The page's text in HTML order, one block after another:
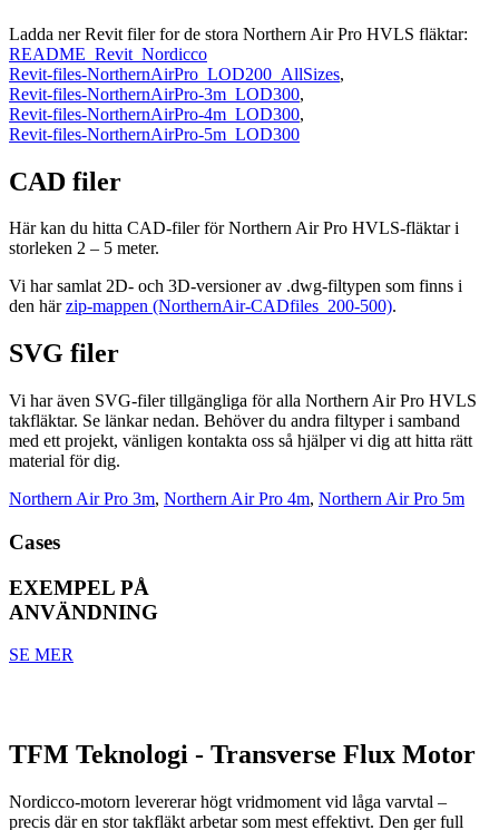
Ladda ner Revit filer for de stora Northern Air Pro HVLS fläktar:
README_Revit_Nordicco
Revit-files-NorthernAirPro_LOD200_AllSizes,
Revit-files-NorthernAirPro-3m_LOD300,
Revit-files-NorthernAirPro-4m_LOD300,
Revit-files-NorthernAirPro-5m_LOD300
CAD filer
Här kan du hitta CAD-filer för Northern Air Pro HVLS-fläktar i
storleken 2 – 5 meter.
Vi har samlat 2D- och 3D-versioner av .dwg-filtypen som finns i
den härzip-mappen (NorthernAir-CADfiles_200-500).
SVG filer
Vi har även SVG-filer tillgängliga för alla Northern Air Pro HVLS
takfläktar. Se länkar nedan. Behöver du andra filtyper i samband
med ett projekt, vänligen kontakta oss så hjälper vi dig att hitta rätt
material för dig.
Northern Air Pro 3m, Northern Air Pro 4m, Northern Air Pro 5m
Cases
EXEMPEL PÅ
ANVÄNDNING
SE MER
TFM Teknologi - Transverse Flux Motor
Nordicco-motorn levererar högt vridmoment vid låga varvtal –
precis där en stor takfläkt arbetar som mest effektivt. Den ger full